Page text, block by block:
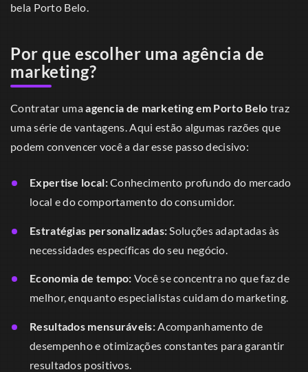
bela Porto Belo.
Por que escolher uma agência de
marketing?
Contratar umaagencia de marketing em Porto Belo traz
uma série de vantagens. Aqui estão algumas razões que
podem convencer você a dar esse passo decisivo:
Expertise local:Conhecimento profundo do mercado
local e do comportamento do consumidor.
Estratégias personalizadas: Soluções adaptadas às
necessidades específicas do seu negócio.
Economia de tempo: Você se concentra no que faz de
melhor, enquanto especialistas cuidam do marketing.
Resultados mensuráveis:Acompanhamento de
desempenho e otimizações constantes para garantir
resultados positivos.